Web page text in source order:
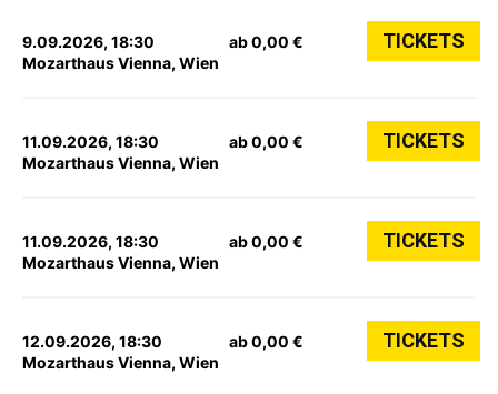
9.09.2026, 18:30
Mozarthaus Vienna, Wien
ab 0,00 € TICKETS
11.09.2026, 18:30
Mozarthaus Vienna, Wien
ab 0,00 € TICKETS
11.09.2026, 18:30
Mozarthaus Vienna, Wien
ab 0,00 € TICKETS
12.09.2026, 18:30
Mozarthaus Vienna, Wien
ab 0,00 € TICKETS